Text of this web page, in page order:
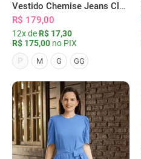
Vestido Chemise Jeans Clássica Serena
R$ 179,00
12x de R$ 17,30
R$ 175,00 no PIX
P
M G GG